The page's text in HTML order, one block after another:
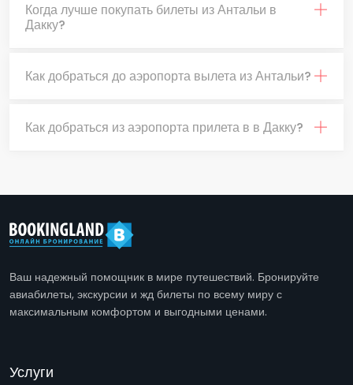
Когда лучше покупать билеты из Антальи в
Дакку?
Как добраться до аэропорта вылета из Антальи?
Как добраться из аэропорта прилета в в Дакку?
Ваш надежный помощник в мире путешествий. Бронируйте
авиабилеты, экскурсии и жд билеты по всему миру с
максимальным комфортом и выгодными ценами.
Услуги